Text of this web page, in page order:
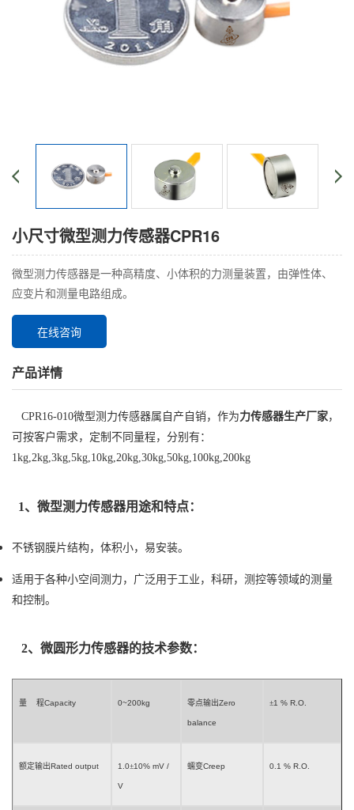
小尺寸微型测力传感器CPR16
微型测力传感器是一种高精度、小体积的力测量装置，由弹性体、
应变片和测量电路组成。
在线咨询
产品详情
CPR16-010微型测力传感器属自产自销，作为力传感器生产厂家，
可按客户需求，定制不同量程，分别有：
1kg,2kg,3kg,5kg,10kg,20kg,30kg,50kg,100kg,200kg
1、 微型测力传感器用途和特点：
不锈钢膜片结构，体积小，易安装。
适用于各种小空间测力，广泛用于工业，科研，测控等领域的测量
和控制。
2、微圆形力传感器的技术参数：
量 程Capacity 0~200kg 零点输出Zero
balance
±1 % R.O.
额定输出Rated output 1.0±10% mV /
V
蠕变Creep 0.1 % R.O.